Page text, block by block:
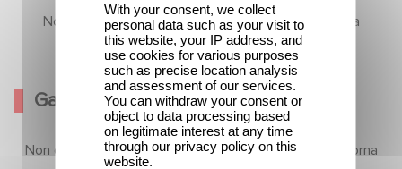
Non ci sono ancora contenuti in questa sezione, ma
torna presto
Galleria
Non ci sono ancora contenuti in questa sezione, ma torna
With your consent, we collect
personal data such as your visit to
this website, your IP address, and
use cookies for various purposes
such as precise location analysis
and assessment of our services.
You can withdraw your consent or
object to data processing based
on legitimate interest at any time
through our privacy policy on this
website.